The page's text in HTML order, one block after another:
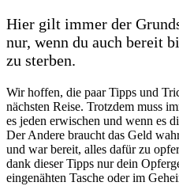
Hier gilt immer der
nur, wenn du auch bereit
zu sterben.
Wir hoffen, die paar Tipps und
nächsten Reise. Trotzdem muss
es jeden erwischen und wenn es
Der Andere braucht das Geld
und war bereit, alles dafür zu
dank dieser Tipps nur dein
eingenähten Tasche oder im